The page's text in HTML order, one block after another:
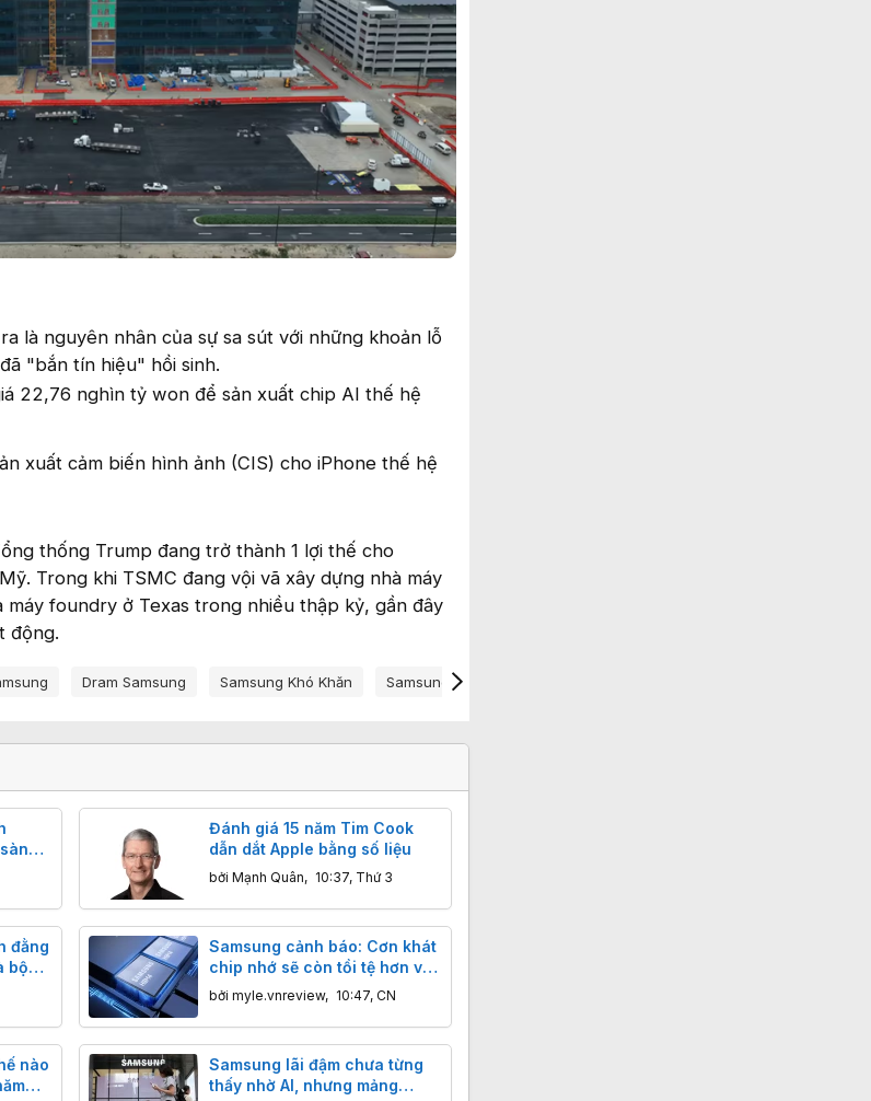
là nguyên nhân của sự sa sút với những khoản lỗ
"bắn tín hiệu" hồi sinh.
22,76 nghìn tỷ won để sản xuất chip AI thế hệ
xuất cảm biến hình ảnh (CIS) cho iPhone thế hệ
thống Trump đang trở thành 1 lợi thế cho
Trong khi TSMC đang vội vã xây dựng nhà máy
máy foundry ở Texas trong nhiều thập kỷ, gần đây
động.
Dram Samsung Samsung Khó Khăn Samsung Khủng Hoảng
tỷ đô
Đánh giá 15 năm Tim Cook
dẫn dắt Apple bằng số liệu
bởi Mạnh Quân, 10:37, Thứ 3
đằng
bộ
Samsung cảnh báo: Cơn khát
chip nhớ sẽ còn tồi tệ hơn vào
năm 2027
bởi myle.vnreview, 10:47, CN
nào
Samsung lãi đậm chưa từng
thấy nhờ AI, nhưng mảng